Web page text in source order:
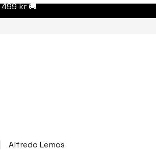
kr 🚚
Alfredo Lemos